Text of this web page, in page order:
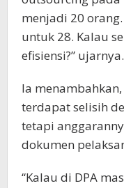
menjadi 20
untuk 28. Kalau
efisiensi?” ujarnya.
Ia
terdapat selisih
tetapi
dokumen
“Kalau di DPA